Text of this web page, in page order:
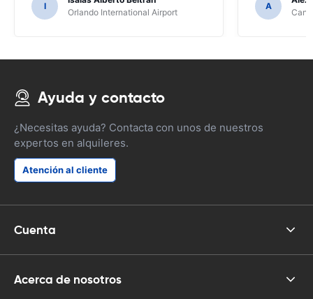
I
Orlando International Airport
A
Ayuda y contacto
¿Necesitas ayuda? Contacta con unos de nuestros
expertos en alquileres.
Atención al cliente
Cuenta
Acerca de nosotros